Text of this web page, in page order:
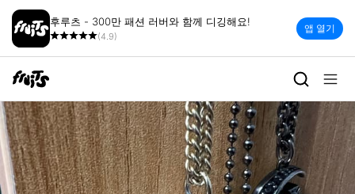
후루츠 - 300만 패션 러버와 함께 디깅해요!
(4.9)
앱 열기